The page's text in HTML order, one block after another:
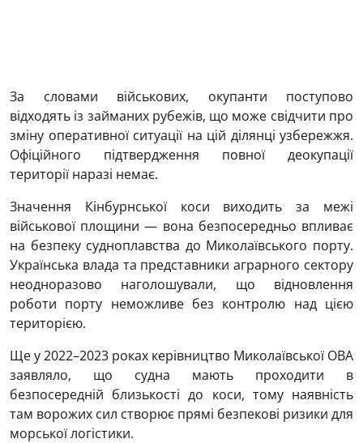
За словами військових, окупанти поступово
відходять із займаних рубежів, що може свідчити про
зміну оперативної ситуації на цій ділянці узбережжя.
Офіційного підтвердження повної деокупації
території наразі немає.
Значення Кінбурнської коси виходить за межі
військової площини — вона безпосередньо впливає
на безпеку судноплавства до Миколаївського порту.
Українська влада та представники аграрного сектору
неодноразово наголошували, що відновлення
роботи порту неможливе без контролю над цією
територією.
Ще у 2022–2023 роках керівництво Миколаївської ОВА
заявляло, що судна мають проходити в
безпосередній близькості до коси, тому наявність
там ворожих сил створює прямі безпекові ризики для
морської логістики.